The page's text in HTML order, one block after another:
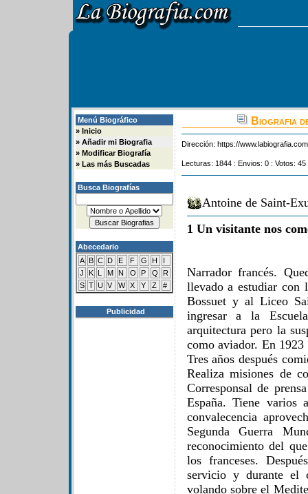
Menú Biográfico
» Inicio
» Añadir mi Biografia
» Modificar Biografía
» Las más Buscadas
Busca Biografías
Abecedario
A B C D E F G H
I
J
K L M N O P Q
R
S T U V W X Y Z #
Publicidad
Biografia
Dirección: https://
Lecturas: 1844 : Envios: 0 : Votos:
Antoine de Saint-
1 Un visitante nos
Narrador francés.
llevado a estudiar con
Bossuet y al Liceo
ingresar a la
arquitectura pero la
como aviador. En
Tres años después
Realiza misiones de
Corresponsal de
España. Tiene varios
convalecencia
Segunda Guerra
reconocimiento del
los franceses.
servicio y durante el
volando sobre el